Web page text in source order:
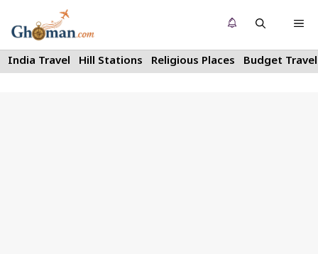
to
content
India Travel Hill Stations Religious Places Budget Travel